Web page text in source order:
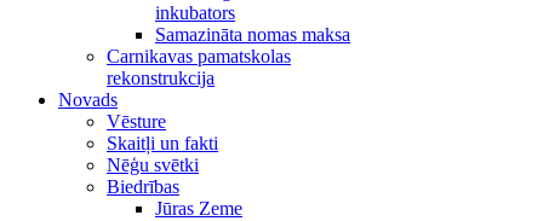
inkubators
Samazināta nomas maksa
Carnikavas pamatskolas
rekonstrukcija
Novads
Vēsture
Skaitļi un fakti
Nēģu svētki
Biedrības
Jūras Zeme